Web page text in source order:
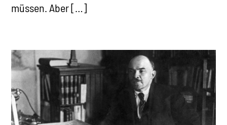
müssen. Aber […]